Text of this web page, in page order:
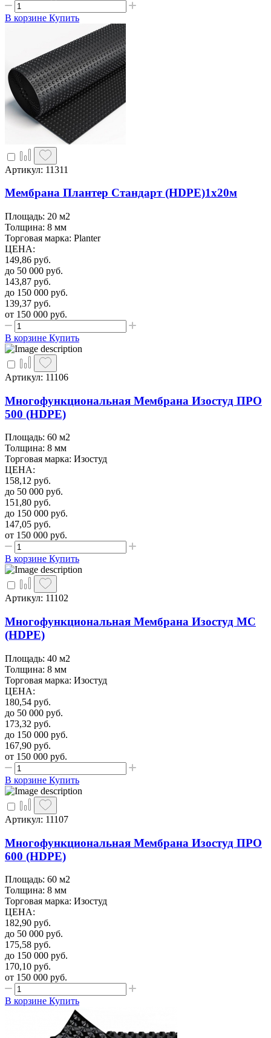
В корзине Купить
Артикул: 11311
Мембрана Плантер Стандарт (HDPE)1х20м
Площадь: 20 м2
Толщина: 8 мм
Торговая марка: Planter
ЦЕНА:
149,86 руб.
до 50 000 руб.
143,87 руб.
до 150 000 руб.
139,37 руб.
от 150 000 руб.
В корзине Купить
Артикул: 11106
Многофункциональная Мембрана Изостуд ПРО
500 (HDPE)
Площадь: 60 м2
Толщина: 8 мм
Торговая марка: Изостуд
ЦЕНА:
158,12 руб.
до 50 000 руб.
151,80 руб.
до 150 000 руб.
147,05 руб.
от 150 000 руб.
В корзине Купить
Артикул: 11102
Многофункциональная Мембрана Изостуд МС
(HDPE)
Площадь: 40 м2
Толщина: 8 мм
Торговая марка: Изостуд
ЦЕНА:
180,54 руб.
до 50 000 руб.
173,32 руб.
до 150 000 руб.
167,90 руб.
от 150 000 руб.
В корзине Купить
Артикул: 11107
Многофункциональная Мембрана Изостуд ПРО
600 (HDPE)
Площадь: 60 м2
Толщина: 8 мм
Торговая марка: Изостуд
ЦЕНА:
182,90 руб.
до 50 000 руб.
175,58 руб.
до 150 000 руб.
170,10 руб.
от 150 000 руб.
В корзине Купить